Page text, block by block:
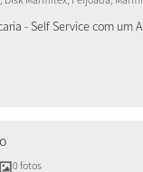
- Self Service com um
0 fotos